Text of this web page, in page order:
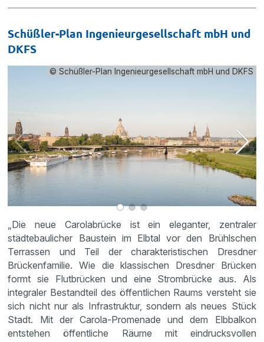
Schüßler-Plan Ingenieurgesellschaft mbH und
DKFS
© Schüßler-Plan Ingenieurgesellschaft mbH und DKFS
„Die neue Carolabrücke ist ein eleganter, zentraler
städtebaulicher Baustein im Elbtal vor den Brühlschen
Terrassen und Teil der charakteristischen Dresdner
Brückenfamilie. Wie die klassischen Dresdner Brücken
formt sie Flutbrücken und eine Strombrücke aus. Als
integraler Bestandteil des öffentlichen Raums versteht sie
sich nicht nur als Infrastruktur, sondern als neues Stück
Stadt. Mit der Carola-Promenade und dem Elbbalkon
entstehen öffentliche Räume mit eindrucksvollen